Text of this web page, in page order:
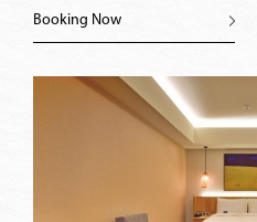
Booking Now